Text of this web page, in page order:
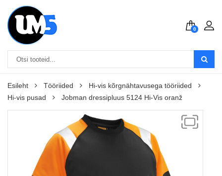
0
Esileht Tööriided
Hi-vis kõrgnähtavusega tööriided
Hi-vis pusad
Jobman dressipluus 5124 Hi-Vis oranž